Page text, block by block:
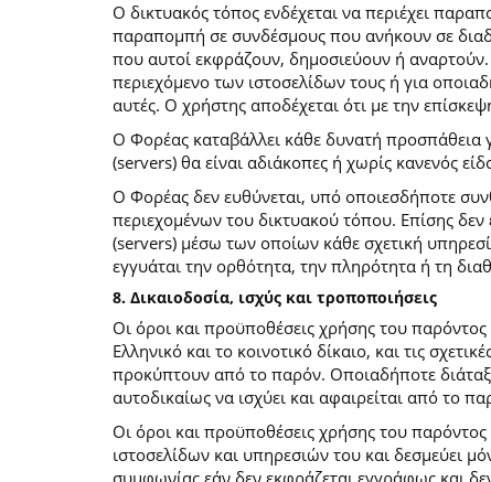
O δικτυακός τόπος ενδέχεται να περιέχει
παραπομπή σε συνδέσμους που ανήκουν σε
που αυτοί εκφράζουν, δημοσιεύουν ή
περιεχόμενο των ιστοσελίδων τους ή για
αυτές. Ο χρήστης αποδέχεται ότι με την
Ο Φορέας καταβάλλει κάθε δυνατή προσπάθεια
(servers) θα είναι αδιάκοπες ή χωρίς κανενός
Ο Φορέας δεν ευθύνεται, υπό οποιεσδήποτε
περιεχομένων του δικτυακού τόπου. Επίσης δεν
(servers) μέσω των οποίων κάθε σχετική
εγγυάται την ορθότητα, την πληρότητα ή τη
8. Δικαιοδοσία, ισχύς και τροποποιήσεις
Οι όροι και προϋποθέσεις χρήσης του
Ελληνικό και το κοινοτικό δίκαιο, και τις
προκύπτουν από το παρόν. Οποιαδήποτε
αυτοδικαίως να ισχύει και αφαιρείται από το
Οι όροι και προϋποθέσεις χρήσης του
ιστοσελίδων και υπηρεσιών του και δεσμεύει